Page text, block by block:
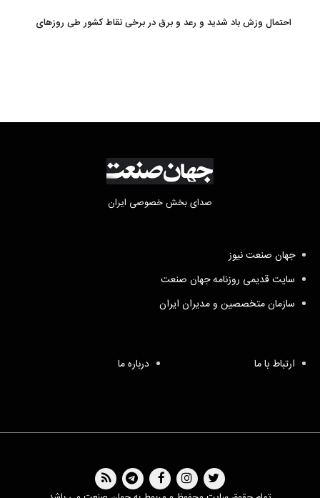
احتمال وزش باد شدید و رعد و برق در برخی نقاط کشور طی روزهای
صدای بخش خصوصی ایران
جهان صنعت نیوز
سایت قدیمی روزنامه جهان صنعت
سازمان متخصصین و مدیران ایران
ارتباط با ما درباره ما